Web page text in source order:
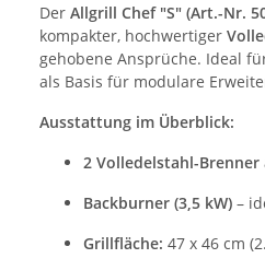
Der Allgrill Chef "S" (Art.-Nr.
kompakter, hochwertiger
gehobene Ansprüche. Ideal
als Basis für modulare
Ausstattung im Überblick:
2 Volledelstahl-Brenner
Backburner (3,5 kW) –
Grillfläche: 47 x 46 cm